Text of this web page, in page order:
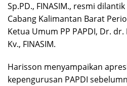
Sp.PD., FINASIM., resmi
Cabang Kalimantan Barat
Ketua Umum PP PAPDI, Dr. dr.
Kv., FINASIM.
Harisson menyampaikan
kepengurusan PAPDI